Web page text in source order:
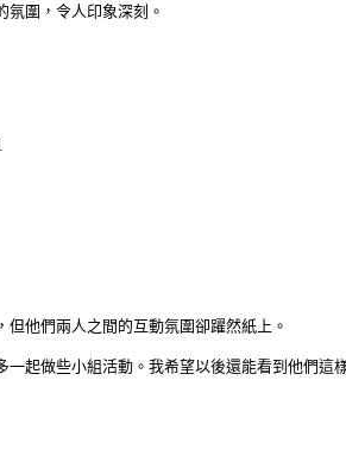
氛圍，令人印象深刻。
但他們兩人之間的互動氛圍卻躍然紙上。
一起做些小組活動。我希望以後還能看到他們這